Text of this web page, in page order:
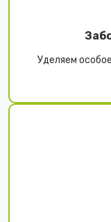
Уделяем